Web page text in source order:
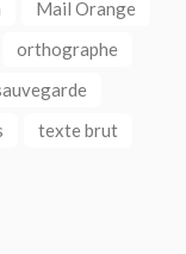
Mail Orange
orthographe
texte brut